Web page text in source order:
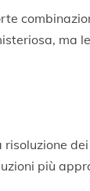
ma
più